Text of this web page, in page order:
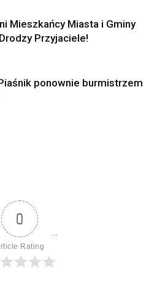
Mieszkańcy Miasta i Gminy
Przyjaciele!
ponownie burmistrzem
0
Rating